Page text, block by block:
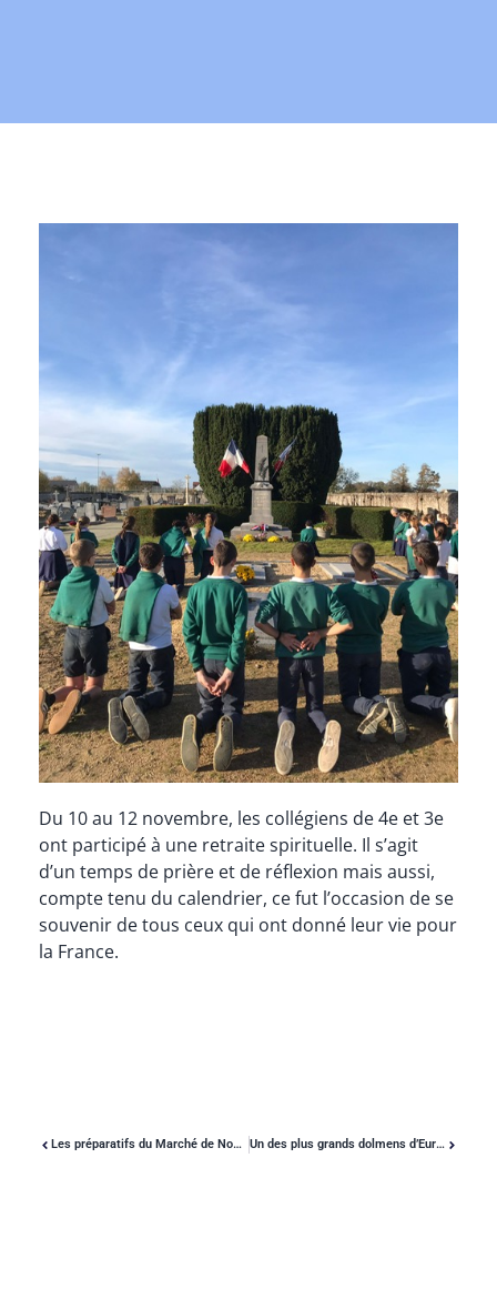
Du 10 au 12 novembre, les collégiens de 4e et 3e
ont participé à une retraite spirituelle. Il s’agit
d’un temps de prière et de réflexion mais aussi,
compte tenu du calendrier, ce fut l’occasion de se
souvenir de tous ceux qui ont donné leur vie pour
la France.
Les préparatifs du Marché de Noël : un bel élan de cœur et de partage Un des plus grands dolmens d’Europe